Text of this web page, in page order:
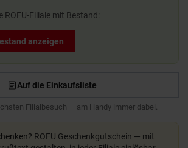
ROFU-Filiale mit Bestand:
anzeigen
Auf die Einkaufsliste
Filialbesuch — am Handy immer dabei.
ROFU Geschenkgutschein — mit